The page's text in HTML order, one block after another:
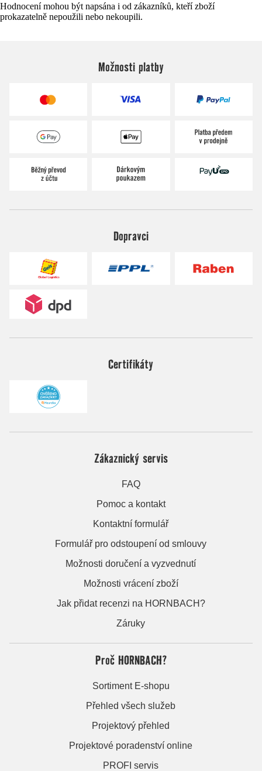
Hodnocení mohou být napsána i od zákazníků, kteří zboží
prokazatelně nepoužili nebo nekoupili.
Možnosti platby
Dopravci
Certifikáty
Zákaznický servis
FAQ
Pomoc a kontakt
Kontaktní formulář
Formulář pro odstoupení od smlouvy
Možnosti doručení a vyzvednutí
Možnosti vrácení zboží
Jak přidat recenzi na HORNBACH?
Záruky
Proč HORNBACH?
Sortiment E-shopu
Přehled všech služeb
Projektový přehled
Projektové poradenství online
PROFI servis